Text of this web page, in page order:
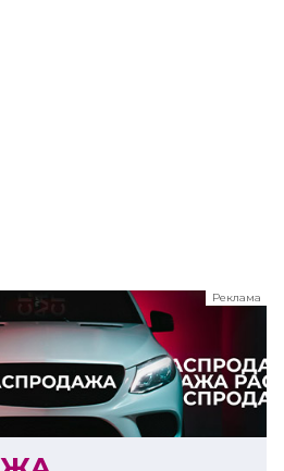
Реклама
ООО "ЛК Эволюция"
ИНН 9724016636
erid: nyi26TK8Sykg5SPCgA2w5MdVpLJdCVLW